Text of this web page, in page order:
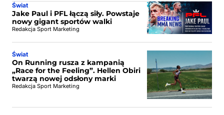
Świat
Jake Paul i PFL łączą siły. Powstaje
nowy gigant sportów walki
Redakcja Sport Marketing
Świat
On Running rusza z kampanią
„Race for the Feeling”. Hellen Obiri
twarzą nowej odsłony marki
Redakcja Sport Marketing